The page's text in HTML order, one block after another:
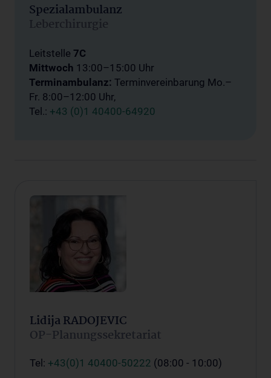
Spezialambulanz
Leberchirurgie
Leitstelle 7C
Mittwoch 13:00–15:00 Uhr
Terminambulanz: Terminvereinbarung Mo.–
Fr. 8:00–12:00 Uhr,
Tel.: +43 (0)1 40400-64920
Lidija RADOJEVIC
OP-Planungssekretariat
Tel: +43(0)1 40400-50222 (08:00 - 10:00)